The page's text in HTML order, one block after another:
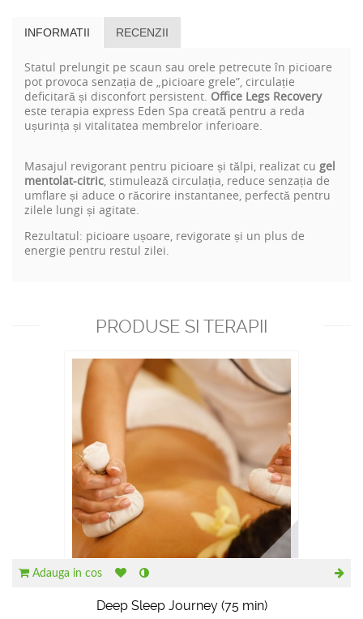
INFORMATII RECENZII
Statul prelungit pe scaun sau orele petrecute în picioare
pot provoca senzația de „picioare grele”, circulație
deficitară și disconfort persistent. Office Legs Recovery
este terapia express Eden Spa creată pentru a reda
ușurința și vitalitatea membrelor inferioare.
Masajul revigorant pentru picioare și tălpi, realizat cu gel
mentolat-citric, stimulează circulația, reduce senzația de
umflare și aduce o răcorire instantanee, perfectă pentru
zilele lungi și agitate.
Rezultatul: picioare ușoare, revigorate și un plus de
energie pentru restul zilei.
PRODUSE SI TERAPII
RECOMANDATE
Adauga in cos
Deep Sleep Journey (75 min)